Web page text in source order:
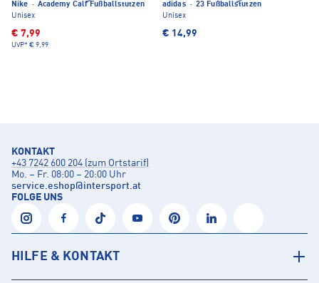
Nike · Academy Calf Fußballstutzen
Unisex
€ 7,99
UVP* € 9,99
adidas · 23 Fußballstutzen
Unisex
€ 14,99
KONTAKT
+43 7242 600 204 (zum Ortstarif)
Mo. – Fr. 08:00 – 20:00 Uhr
service.eshop@intersport.at
FOLGE UNS
HILFE & KONTAKT